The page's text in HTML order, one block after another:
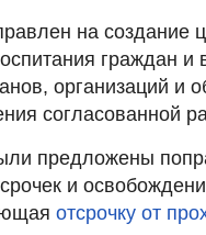
на создание
граждан и
организаций и
согласованной
предложены
и
отсрочку от